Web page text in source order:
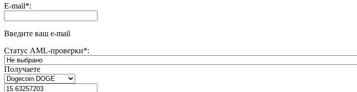
E-mail*:
Введите ваш e-mail
Статус AML-проверки*:
Получаете